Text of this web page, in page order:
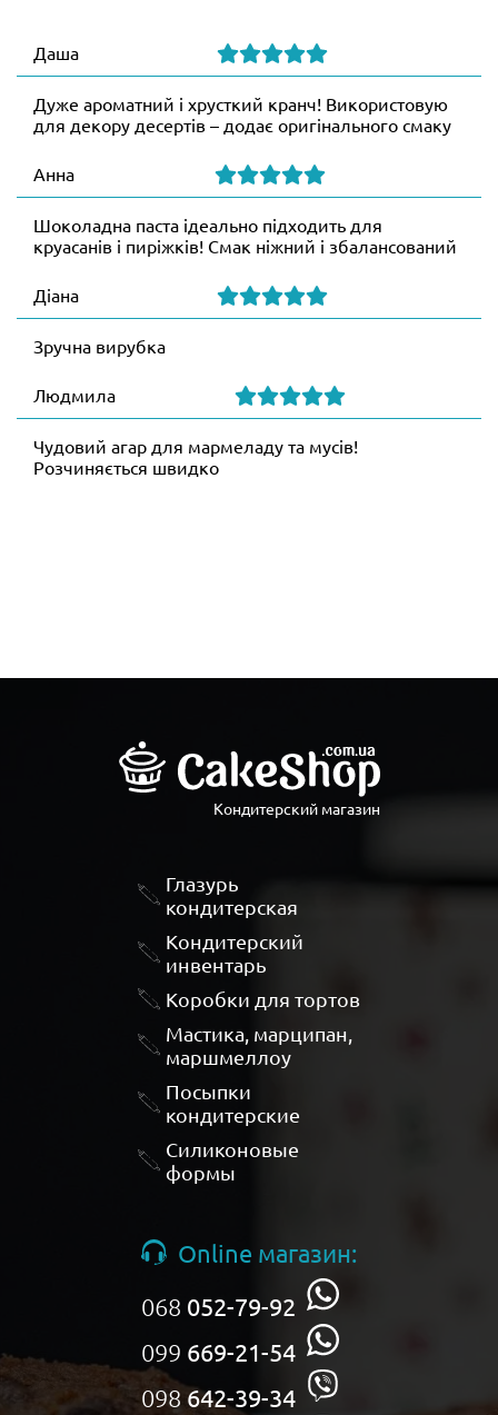
Даша
Дуже ароматний і хрусткий кранч! Використовую
для декору десертів – додає оригінального смаку
Анна
Шоколадна паста ідеально підходить для
круасанів і пиріжків! Смак ніжний і збалансований
Діана
Зручна вирубка
Людмила
Чудовий агар для мармеладу та мусів!
Розчиняється швидко
Кондитерский магазин
Глазурь
кондитерская
Кондитерский
инвентарь
Коробки для тортов
Мастика, марципан,
маршмеллоу
Посыпки
кондитерские
Силиконовые
формы
Online магазин:
068 052-79-92
099 669-21-54
098 642-39-34